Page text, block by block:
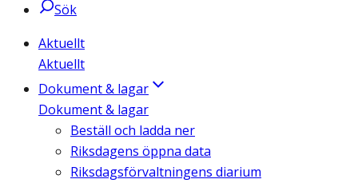
Sök
Aktuellt
Aktuellt
Dokument & lagar
Dokument & lagar
Beställ och ladda ner
Riksdagens öppna data
Riksdagsförvaltningens diarium